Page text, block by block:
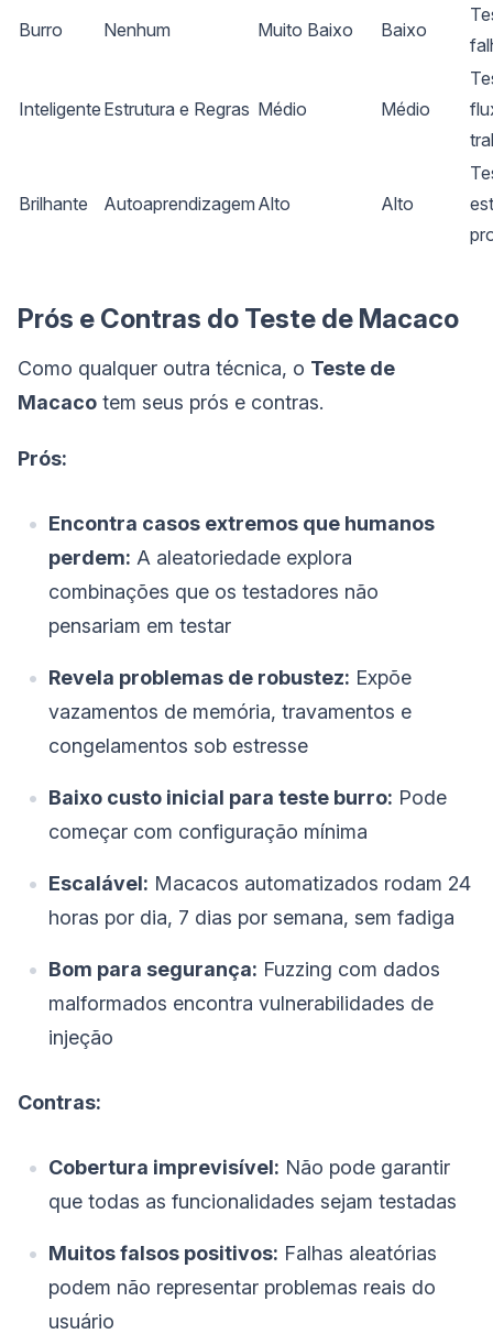
Burro Nenhum Muito Baixo Baixo
Inteligente Estrutura e Regras Médio Médio
Brilhante Autoaprendizagem Alto Alto
Prós e Contras do Teste de Macaco
Como qualquer outra técnica, o Teste de
Macaco tem seus prós e contras.
Prós:
Encontra casos extremos que humanos
perdem: A aleatoriedade explora
combinações que os testadores não
pensariam em testar
Revela problemas de robustez: Expõe
vazamentos de memória, travamentos e
congelamentos sob estresse
Baixo custo inicial para teste burro: Pode
começar com configuração mínima
Escalável: Macacos automatizados rodam 24
horas por dia, 7 dias por semana, sem fadiga
Bom para segurança: Fuzzing com dados
malformados encontra vulnerabilidades de
injeção
Contras:
Cobertura imprevisível: Não pode garantir
que todas as funcionalidades sejam testadas
Muitos falsos positivos: Falhas aleatórias
podem não representar problemas reais do
usuário